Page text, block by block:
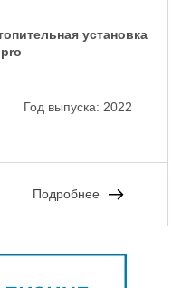
установка
Год выпуска: 2022
Подробнее